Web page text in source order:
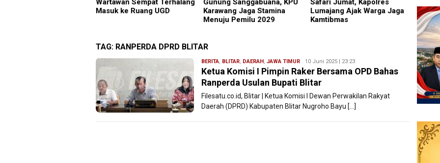
Wartawan Sempat Terhalang
Masuk ke Ruang UGD
Gunung Sanggabuana, KPU
Karawang Jaga Stamina
Menuju Pemilu 2029
Safari Jumat, Kapolres
Lumajang Ajak Warga Jaga
Kamtibmas
Ajang
TAG: RANPERDA DPRD BLITAR
BERITA, BLITAR, DAERAH, JAWA TIMUR Redaksi
Filesatu
10 Juni 2025 | 23:23
Ketua Komisi I Pimpin Raker Bersama OPD Bahas
Ranperda Usulan Bupati Blitar
Filesatu.co.id, Blitar | Ketua Komisi I Dewan Perwakilan Rakyat
Daerah (DPRD) Kabupaten Blitar Nugroho Bayu […]